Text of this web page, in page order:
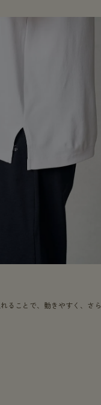
ることで、動きやすく、さら